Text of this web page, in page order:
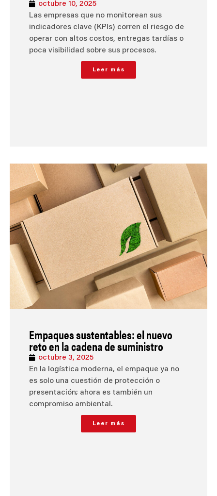
octubre 10, 2025
Las empresas que no monitorean sus
indicadores clave (KPIs) corren el riesgo de
operar con altos costos, entregas tardías o
poca visibilidad sobre sus procesos.
Leer más
Empaques sustentables: el nuevo
reto en la cadena de suministro
octubre 3, 2025
En la logística moderna, el empaque ya no
es solo una cuestión de protección o
presentación; ahora es también un
compromiso ambiental.
Leer más